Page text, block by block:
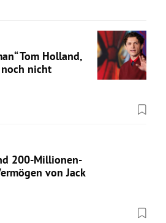
Tom Holland,
nicht
200-Millionen-
von Jack